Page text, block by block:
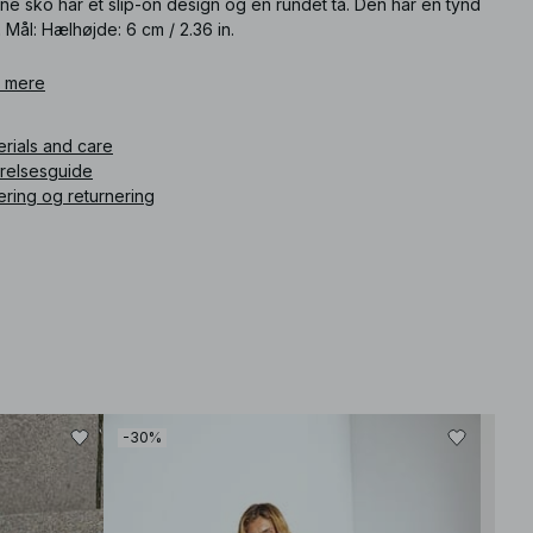
Mål: Hælhøjde: 6 cm / 2.36 in.
and care
og returnering
-30%